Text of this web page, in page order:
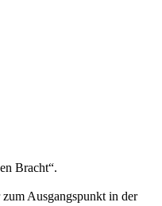
Bracht“.
Ausgangspunkt in der